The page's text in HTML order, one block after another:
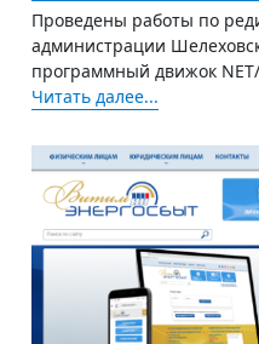
Проведены работы по
администрации
программный движок NET/
Читать далее...